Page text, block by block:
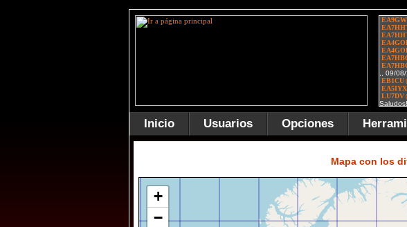
Inicio Usuarios Opciones
Mapa con los
BR CR DR ER FR GR HR
+
−